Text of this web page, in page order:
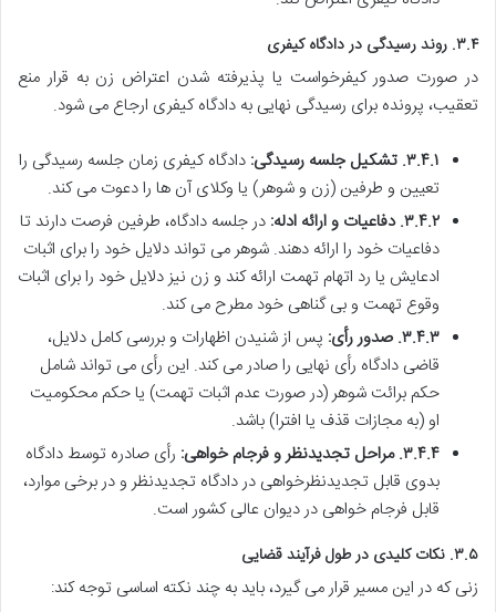
۳.۴. روند رسیدگی در دادگاه کیفری
در صورت صدور کیفرخواست یا پذیرفته شدن اعتراض زن به قرار منع
تعقیب، پرونده برای رسیدگی نهایی به دادگاه کیفری ارجاع می شود.
۳.۴.۱. تشکیل جلسه رسیدگی:
دادگاه کیفری زمان جلسه رسیدگی را
تعیین و طرفین (زن و شوهر) یا وکلای آن ها را دعوت می کند.
۳.۴.۲. دفاعیات و ارائه ادله:
در جلسه دادگاه، طرفین فرصت دارند تا
دفاعیات خود را ارائه دهند. شوهر می تواند دلایل خود را برای اثبات
ادعایش یا رد اتهام تهمت ارائه کند و زن نیز دلایل خود را برای اثبات
وقوع تهمت و بی گناهی خود مطرح می کند.
۳.۴.۳. صدور رأی:
پس از شنیدن اظهارات و بررسی کامل دلایل،
قاضی دادگاه رأی نهایی را صادر می کند. این رأی می تواند شامل
حکم برائت شوهر (در صورت عدم اثبات تهمت) یا حکم محکومیت
او (به مجازات قذف یا افترا) باشد.
۳.۴.۴. مراحل تجدیدنظر و فرجام خواهی:
رأی صادره توسط دادگاه
بدوی قابل تجدیدنظرخواهی در دادگاه تجدیدنظر و در برخی موارد،
قابل فرجام خواهی در دیوان عالی کشور است.
۳.۵. نکات کلیدی در طول فرآیند قضایی
زنی که در این مسیر قرار می گیرد، باید به چند نکته اساسی توجه کند: